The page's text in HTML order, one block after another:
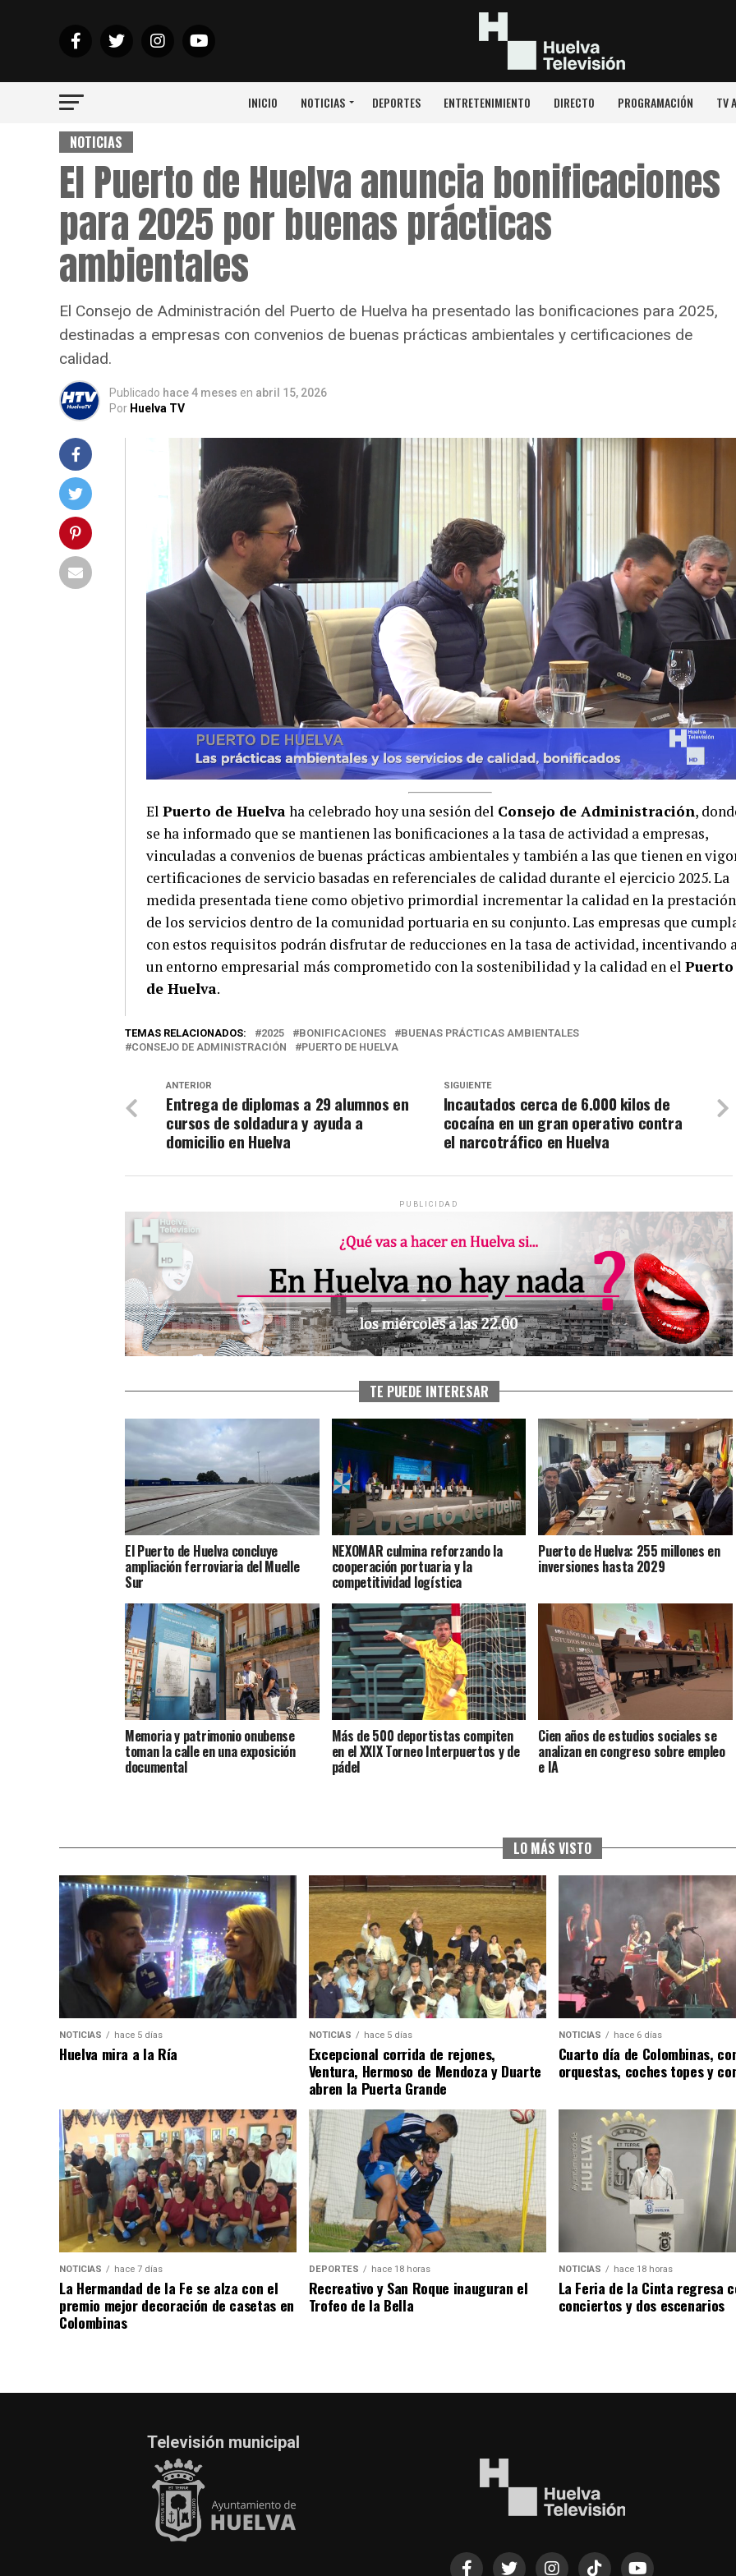
INICIO NOTICIAS DEPORTES ENTRETENIMIENTO DIRECTO PROGRAMACIÓN TV
NOTICIAS
El Puerto de Huelva anuncia bonificaciones
para 2025 por buenas prácticas
ambientales
El Consejo de Administración del Puerto de Huelva ha presentado las bonificaciones para 2025,
destinadas a empresas con convenios de buenas prácticas ambientales y certificaciones de
calidad.
Publicado hace 4 meses en abril 15, 2026
Por Huelva TV
El Puerto de Huelvaha celebrado hoy una sesión del Consejo de Administración,
se ha informado que se mantienen las bonificaciones a la tasa de actividad a empresas,
vinculadas a convenios de buenas prácticas ambientales y también a las que tienen en
certificaciones de servicio basadas en referenciales de calidad durante el ejercicio 2025. La
medida presentada tiene como objetivo primordial incrementar la calidad en la prestación
de los servicios dentro de la comunidad portuaria en su conjunto. Las empresas que
con estos requisitos podrán disfrutar de reducciones en la tasa de actividad, incentivando
un entorno empresarial más comprometido con la sostenibilidad y la calidad en el Puerto
de Huelva.
TEMAS RELACIONADOS: 2025 BONIFICACIONES
BUENAS PRÁCTICAS AMBIENTALES
CONSEJO DE ADMINISTRACIÓN
PUERTO DE HUELVA
SIGUIENTE
Incautados cerca de 6.000 kilos de
cocaína en un gran operativo contra
el narcotráfico en Huelva
ANTERIOR
Entrega de diplomas a 29 alumnos en
cursos de soldadura y ayuda a
domicilio en Huelva
PUBLICIDAD
TE PUEDE INTERESAR
El Puerto de Huelva concluye
ampliación ferroviaria del Muelle
Sur
NEXOMAR culmina reforzando la
cooperación portuaria y la
competitividad logística
Puerto de Huelva: 255 millones en
inversiones hasta 2029
Memoria y patrimonio onubense
toman la calle en una exposición
documental
Más de 500 deportistas compiten
en el XXIX Torneo Interpuertos y de
pádel
Cien años de estudios sociales se
analizan en congreso sobre empleo
e IA
LO MÁS VISTO
NOTICIAS hace 5 días
Huelva mira a la Ría
NOTICIAS hace 5 días
Excepcional corrida de rejones,
Ventura, Hermoso de Mendoza y Duarte
abren la Puerta Grande
NOTICIAS hace 6 días
Cuarto día de Colombinas,
orquestas, coches topes y
NOTICIAS hace 7 días
La Hermandad de la Fe se alza con el
premio mejor decoración de casetas en
Colombinas
DEPORTES hace 18 horas
Recreativo y San Roque inauguran el
Trofeo de la Bella
NOTICIAS hace 18 horas
La Feria de la Cinta regresa
conciertos y dos escenarios
Televisión municipal